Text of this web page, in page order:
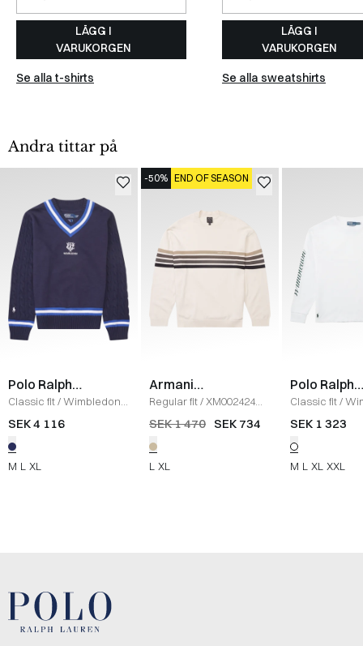
LÄGG I
VARUKORGEN
Se alla t-shirts
LÄGG I
VARUKORGEN
Se alla sweatshirts
Andra tittar på
Polo Ralph
Lauren
Classic fit/Wimbledon
Hybrid Sweatshirt
SEK 4 116
M L XL
-50% END OF SEASON
Armani
Exchange
Regular fit/ XM002424
Sticka
SAND
SEK 1 470 SEK 734
L XL
Polo Ralph
Lauren
Classic fit/
Long Sleeve
SEK 1 323
M L XL XXL